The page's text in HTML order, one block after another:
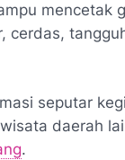
mencetak
cerdas,
seputar
daerah
.